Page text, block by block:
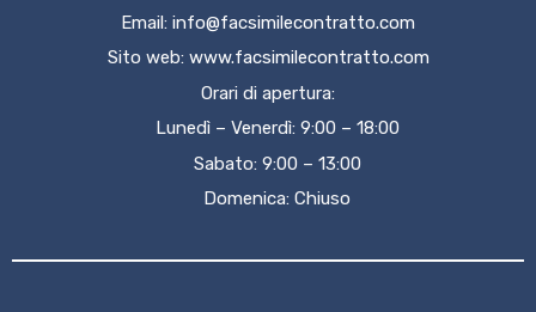
Email: info@facsimilecontratto.com
Sito web: www.facsimilecontratto.com
Orari di apertura:
Lunedì – Venerdì: 9:00 – 18:00
Sabato: 9:00 – 13:00
Domenica: Chiuso